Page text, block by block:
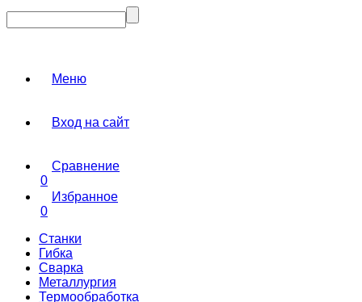
Меню
Вход на сайт
Сравнение
0
Избранное
0
Станки
Гибка
Сварка
Металлургия
Термообработка